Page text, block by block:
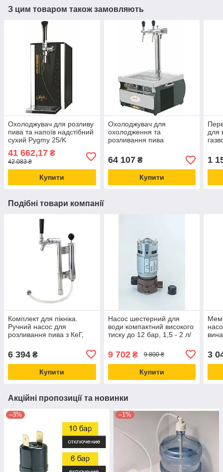
З цим товаром також замовляють
Охолоджувач для розливу
пива та напоїв надстібний
сухий Pygmy 25/K
Exclusive 25 л/год насос +
1 кран Lindr Чехія
41 662,17 ₴
42 083 ₴
Купити
Охолоджувач для
охолодження та
розливання пива
55 (55 л/год) колона + 2
крани Lindr Чехія
64 107₴
Купити
для
1
Подібні товари компанії
Комплект для пікніка.
Ручний насос для
розливання пива з КеГ,
пивної кеги
6 394 ₴
Купити
Насос шестерний для
води компактний високого
тиску до 12 бар, 1,5 - 2 л/
9 702₴ 9 800 ₴
Купити
12
3
Акційні пропозиції та новинки
–3% –1%